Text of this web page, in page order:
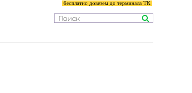
бесплатно довезем до терминала ТК